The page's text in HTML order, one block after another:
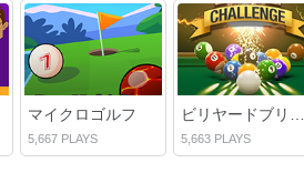
マイクロゴルフ
5,667 PLAYS 5,663 PLAYS